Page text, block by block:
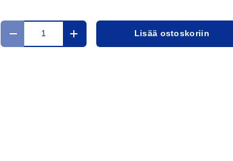
Määrä
Translation missing: fi.cart.items.decrease_quantity
Translation missing:Lisää ostoskoriin